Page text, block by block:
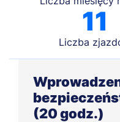
11
Liczba
(20 godz.)